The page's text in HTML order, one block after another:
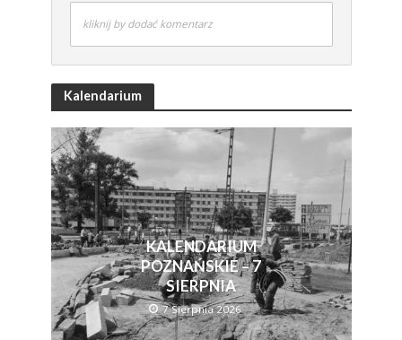
kliknij by dodać komentarz
Kalendarium
KALENDARIUM
POZNAŃSKIE – 7
SIERPNIA
7 Sierpnia 2026